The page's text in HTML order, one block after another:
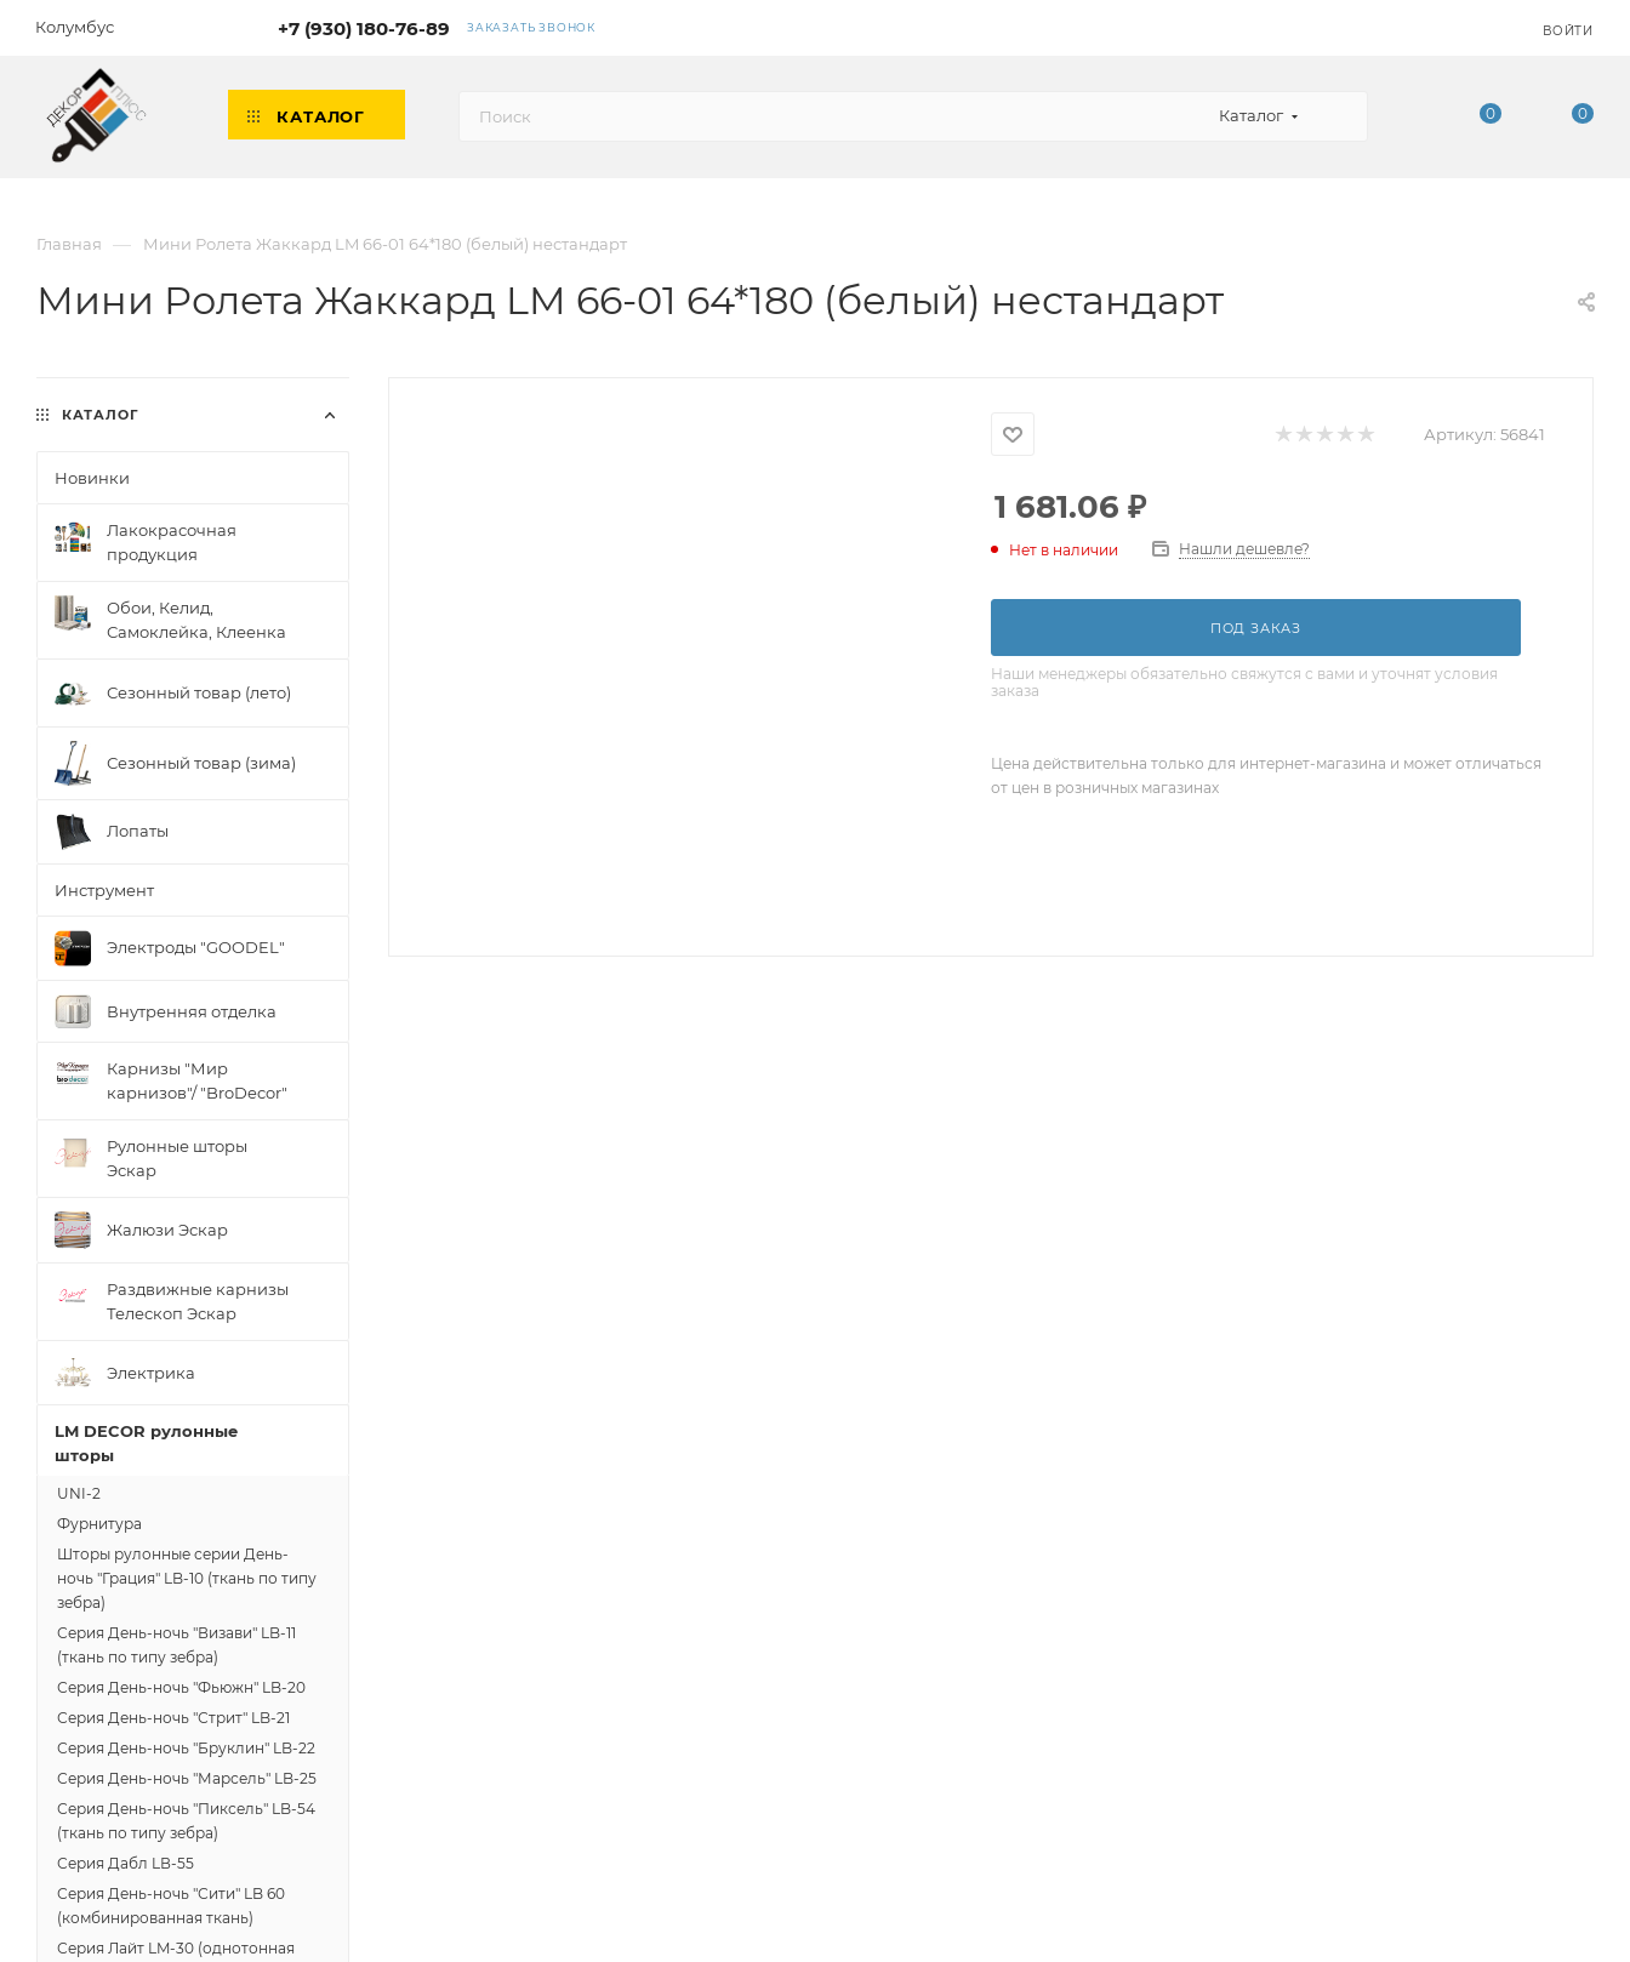
Колумбус +7 (930) 180-76-89 ЗАКАЗАТЬ ЗВОНОК ВОЙТИ
КАТАЛОГ Каталог 0 0
Главная — Мини Ролета Жаккард LM 66-01 64*180 (белый) нестандарт
Мини Ролета Жаккард LM 66-01 64*180 (белый) нестандарт
Артикул: 56841
1 681.06 ₽
Нет в наличии Нашли дешевле?
ПОД ЗАКАЗ
Наши менеджеры обязательно свяжутся с вами и уточнят условия
заказа
Цена действительна только для интернет-магазина и может отличаться
от цен в розничных магазинах
КАТАЛОГ
Новинки
Лакокрасочная
продукция
Обои, Келид,
Самоклейка, Клеенка
Сезонный товар (лето)
Сезонный товар (зима)
Лопаты
Инструмент
Электроды "GOODEL"
Внутренняя отделка
Карнизы "Мир
карнизов"/ "BroDecor"
Рулонные шторы
Эскар
Жалюзи Эскар
Раздвижные карнизы
Телескоп Эскар
Электрика
LM DECOR рулонные
шторы
UNI-2
Фурнитура
Шторы рулонные серии День-
ночь "Грация" LB-10 (ткань по типу
зебра)
Серия День-ночь "Визави" LB-11
(ткань по типу зебра)
Серия День-ночь "Фьюжн" LB-20
Серия День-ночь "Стрит" LB-21
Серия День-ночь "Бруклин" LB-22
Серия День-ночь "Марсель" LB-25
Серия День-ночь "Пиксель" LB-54
(ткань по типу зебра)
Серия Дабл LВ-55
Серия День-ночь "Сити" LB 60
(комбинированная ткань)
Серия Лайт LM-30 (однотонная